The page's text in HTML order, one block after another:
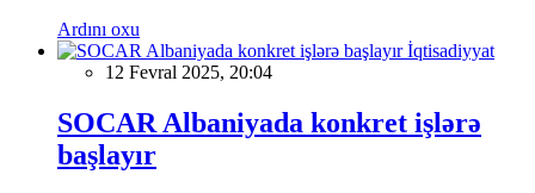
Ardını oxu
İqtisadiyyat
12 Fevral 2025, 20:04
SOCAR Albaniyada konkret işlərə
başlayır